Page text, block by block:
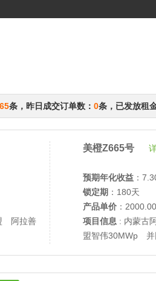
条，昨日成交订单数： 0条，已发放租
阿拉善
美橙Z665号
预期年化收益 ：
锁定期 ：180天
产品单价 ：
项目信息 : 内蒙古
盟智伟30MWp 并